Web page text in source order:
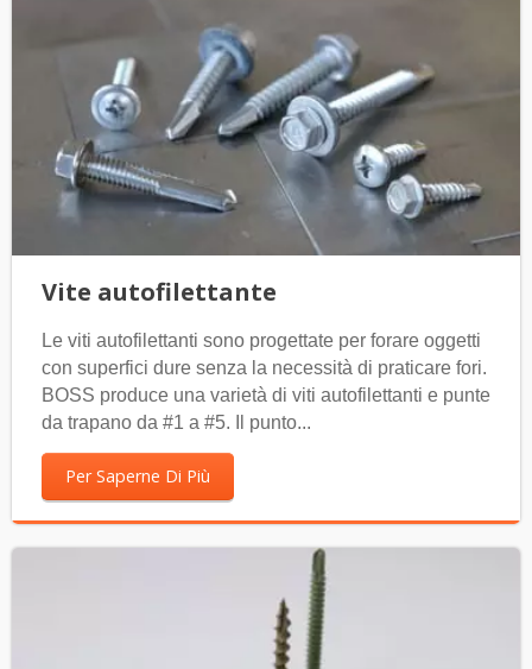
Vite autofilettante
Le viti autofilettanti sono progettate per forare oggetti
con superfici dure senza la necessità di praticare fori.
BOSS produce una varietà di viti autofilettanti e punte
da trapano da #1 a #5. Il punto...
Per Saperne Di Più